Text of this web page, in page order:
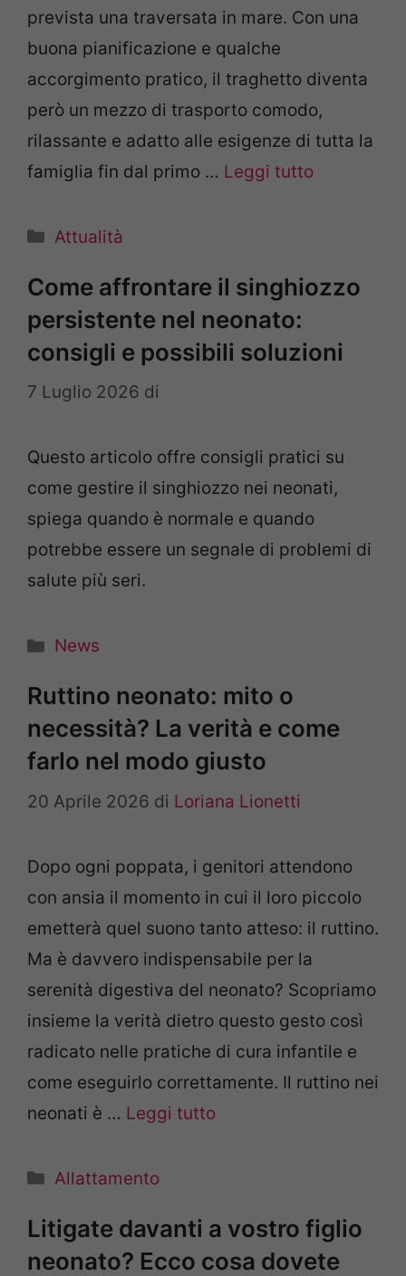
prevista una traversata in mare. Con una
buona pianificazione e qualche
accorgimento pratico, il traghetto diventa
però un mezzo di trasporto comodo,
rilassante e adatto alle esigenze di tutta la
famiglia fin dal primo … Leggi tutto
Categorie
Attualità
Come affrontare il singhiozzo
persistente nel neonato:
consigli e possibili soluzioni
7 Luglio 2026 di
Questo articolo offre consigli pratici su
come gestire il singhiozzo nei neonati,
spiega quando è normale e quando
potrebbe essere un segnale di problemi di
salute più seri.
Categorie
News
Ruttino neonato: mito o
necessità? La verità e come
farlo nel modo giusto
20 Aprile 2026 di Loriana Lionetti
Dopo ogni poppata, i genitori attendono
con ansia il momento in cui il loro piccolo
emetterà quel suono tanto atteso: il ruttino.
Ma è davvero indispensabile per la
serenità digestiva del neonato? Scopriamo
insieme la verità dietro questo gesto così
radicato nelle pratiche di cura infantile e
come eseguirlo correttamente. Il ruttino nei
neonati è … Leggi tutto
Categorie
Allattamento
Litigate davanti a vostro figlio
neonato? Ecco cosa dovete